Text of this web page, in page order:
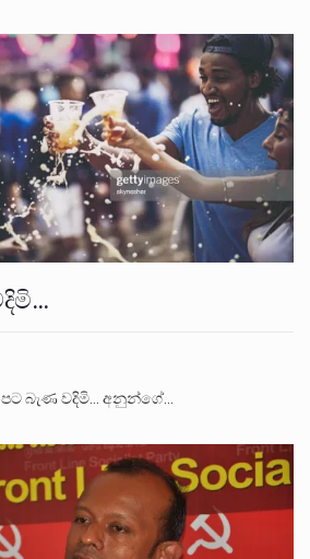
බැණ වදිමි... අනුන්ගේ…